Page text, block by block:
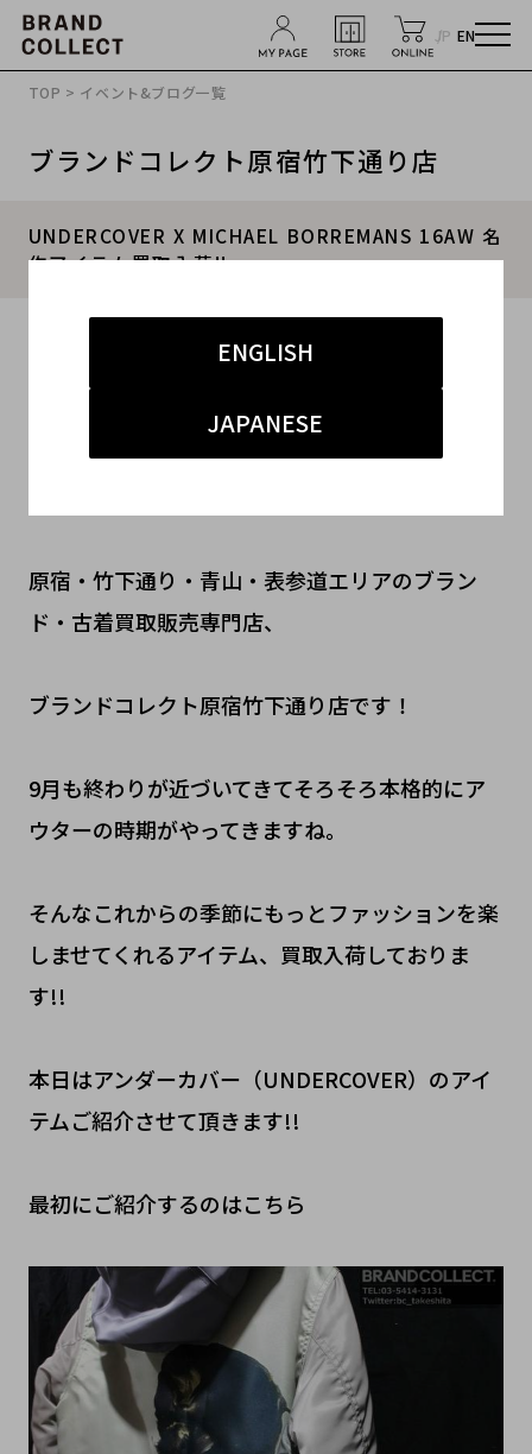
JP EN
ENGLISH
JAPANESE
TOP > イベント&ブログ一覧
ブランドコレクト原宿竹下通り店
UNDERCOVER X MICHAEL BORREMANS 16AW 名
作アイテム買取入荷!!
#UNDERCOVER
#MICHAEL BORREMANS #17AW
原宿・竹下通り・青山・表参道エリアのブラン
ド・古着買取販売専門店、
ブランドコレクト原宿竹下通り店です！
9月も終わりが近づいてきてそろそろ本格的にア
ウターの時期がやってきますね。
そんなこれからの季節にもっとファッションを楽
しませてくれるアイテム、買取入荷しておりま
す!!
本日はアンダーカバー（UNDERCOVER）のアイ
テムご紹介させて頂きます!!
最初にご紹介するのはこちら